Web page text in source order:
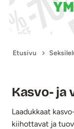
Etusivu
Kasvo- ja
Laadukkaat
kiihottavat ja